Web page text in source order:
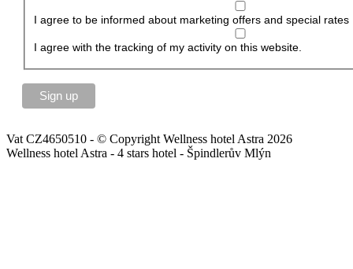
I agree to be informed about marketing offers and special rates
I agree with the tracking of my activity on this website.
Vat CZ4650510 - © Copyright Wellness hotel Astra 2026
Wellness hotel Astra - 4 stars hotel - Špindlerův Mlýn